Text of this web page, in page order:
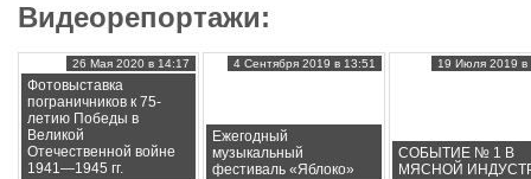
Видеорепортажи:
Фотовыставка
пограничников к 75-
летию Победы в
Великой
Отечественной войне
1941—1945 гг.
26 Мая 2020 в 14:17
Ежегодный
музыкальный
фестиваль «Яблоко»
4 Сентября 2019 в 13:51
СОБЫТИЕ № 1 В
МЯСНОЙ
19 Июля 2019 в